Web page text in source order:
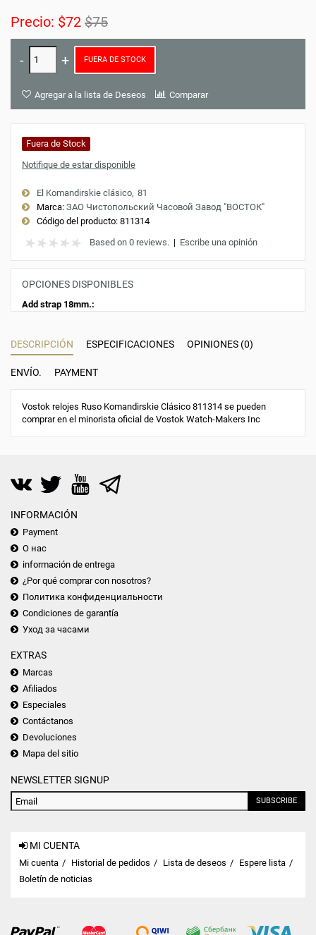
Precio: $72 $75
FUERA DE STOCK
Agregar a la lista de Deseos Comparar
Fuera de Stock
Notifique de estar disponible
El Komandirskie clásico 81
Marca: ЗАО Чистопольский Часовой Завод "ВОСТОК"
Código del producto: 811314
Based on 0 reviews. | Escribe una opinión
OPCIONES DISPONIBLES
Add strap 18mm.:
DESCRIPCIÓN ESPECIFICACIONES OPINIONES (0)
ENVÍO. PAYMENT
Vostok relojes Ruso Komandirskie Clásico 811314 se pueden
comprar en el minorista oficial de Vostok Watch-Makers Inc
INFORMACIÓN
Payment
О нас
información de entrega
¿Por qué comprar con nosotros?
Политика конфиденциальности
Condiciones de garantía
Уход за часами
EXTRAS
Marcas
Afiliados
Especiales
Contáctanos
Devoluciones
Mapa del sitio
NEWSLETTER SIGNUP
SUBSCRIBE
MI CUENTA
Mi cuenta Historial de pedidos Lista de deseos
Espere lista
Boletín de noticias